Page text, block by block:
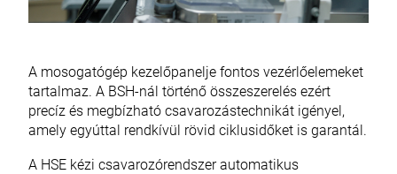
A mosogatógép kezelőpanelje fontos vezérlőelemeket
tartalmaz. A BSH-nál történő összeszerelés ezért
precíz és megbízható csavarozástechnikát igényel,
amely egyúttal rendkívül rövid ciklusidőket is garantál.
A HSE kézi csavarozórendszer automatikus